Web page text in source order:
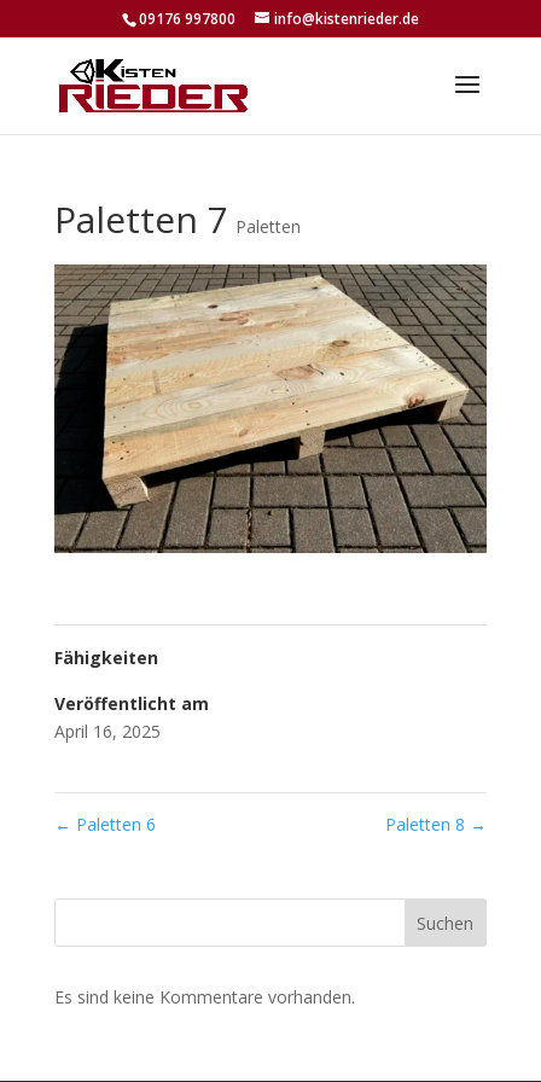
09176 997800 info@kistenrieder.de
Paletten 7 Paletten
Fähigkeiten
Veröffentlicht am
April 16, 2025
← Paletten 6 Paletten 8 →
Suchen
Es sind keine Kommentare vorhanden.